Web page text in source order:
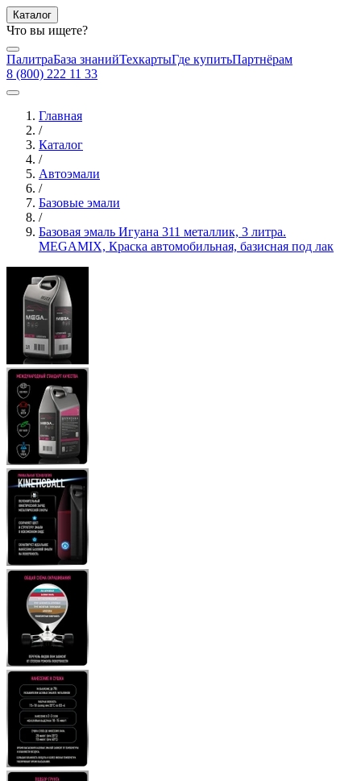
Каталог
Что вы ищете?
ПалитраБаза знанийТехкартыГде купитьПартнёрам
8 (800) 222 11 33
Главная
/
Каталог
/
Автоэмали
/
Базовые эмали
/
Базовая эмаль Игуана 311 металлик, 3 литра.
MEGAMIX, Краска автомобильная, базисная под лак